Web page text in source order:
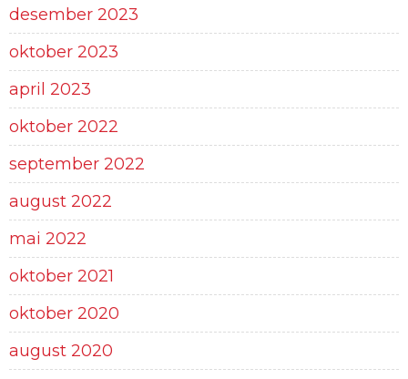
desember 2023
oktober 2023
april 2023
oktober 2022
september 2022
august 2022
mai 2022
oktober 2021
oktober 2020
august 2020